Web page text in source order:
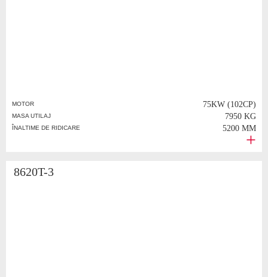
MOTOR 75KW (102CP)
MASA UTILAJ 7950 KG
ÎNALTIME DE RIDICARE 5200 MM
8620T-3